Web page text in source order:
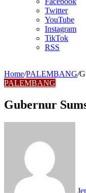
Twitter
YouTube
Instagram
TikTok
RSS
Home/PALEMBANG/
PALEMBANG
Gubernur